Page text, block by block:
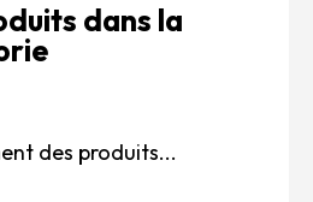
dans la
des produits...